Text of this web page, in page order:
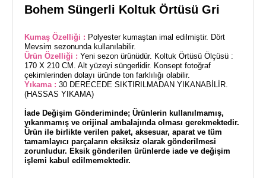
Bohem Süngerli Koltuk Örtüsü Gri
Kumaş Özelliği : Polyester kumaştan imal edilmiştir. Dört
Mevsim sezonunda kullanılabilir.
Ürün Özelliği : Yeni sezon ürünüdür. Koltuk Örtüsü Ölçüsü :
170 X 210 CM. Alt yüzeyi süngerlidir. Konsept fotoğraf
çekimlerinden dolayı üründe ton farklılığı olabilir.
Yıkama : 30 DERECEDE SIKTIRILMADAN YIKANABİLİR.
(HASSAS YIKAMA)
İade Değişim Gönderiminde; Ürünlerin kullanılmamış,
yıkanmamış ve orijinal ambalajında olması gerekmektedir.
Ürün ile birlikte verilen paket, aksesuar, aparat ve tüm
tamamlayıcı parçaların eksiksiz olarak gönderilmesi
zorunludur. Eksik gönderilen ürünlerde iade ve değişim
işlemi kabul edilmemektedir.